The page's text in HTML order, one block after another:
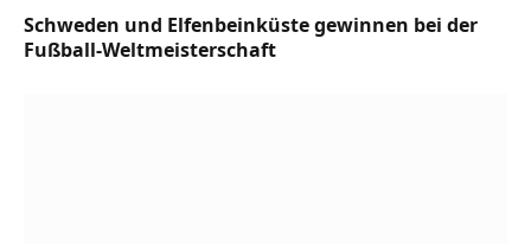
Schweden und Elfenbeinküste gewinnen bei der
Fußball-Weltmeisterschaft